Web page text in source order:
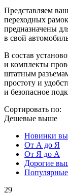
Представляем
переходных
предназначены
в свой
В состав
и комплекты
штатным
простоту и
и безопасное
Сортировать по:
Дешевые выше
Новинки
От А до Я
От Я до А
Дорогие
29